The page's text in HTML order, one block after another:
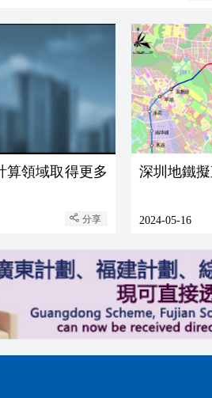
算領域取得更多
分享
深圳地鐵
2024-05-16